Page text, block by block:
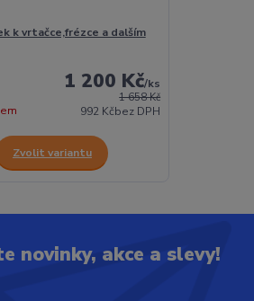
k vrtačce,frézce a dalším
1 658 Kč
1 200 Kč/ks
992 Kčbez DPH
Zvolit variantu
novinky, akce a slevy!